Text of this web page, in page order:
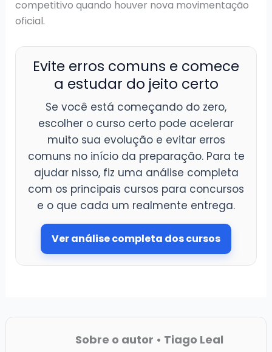
competitivo quando houver nova movimentação
oficial.
Evite erros comuns e comece
a estudar do jeito certo
Se você está começando do zero,
escolher o curso certo pode acelerar
muito sua evolução e evitar erros
comuns no início da preparação. Para te
ajudar nisso, fiz uma análise completa
com os principais cursos para concursos
e o que cada um realmente entrega.
Ver análise completa dos cursos
Sobre o autor • Tiago Leal